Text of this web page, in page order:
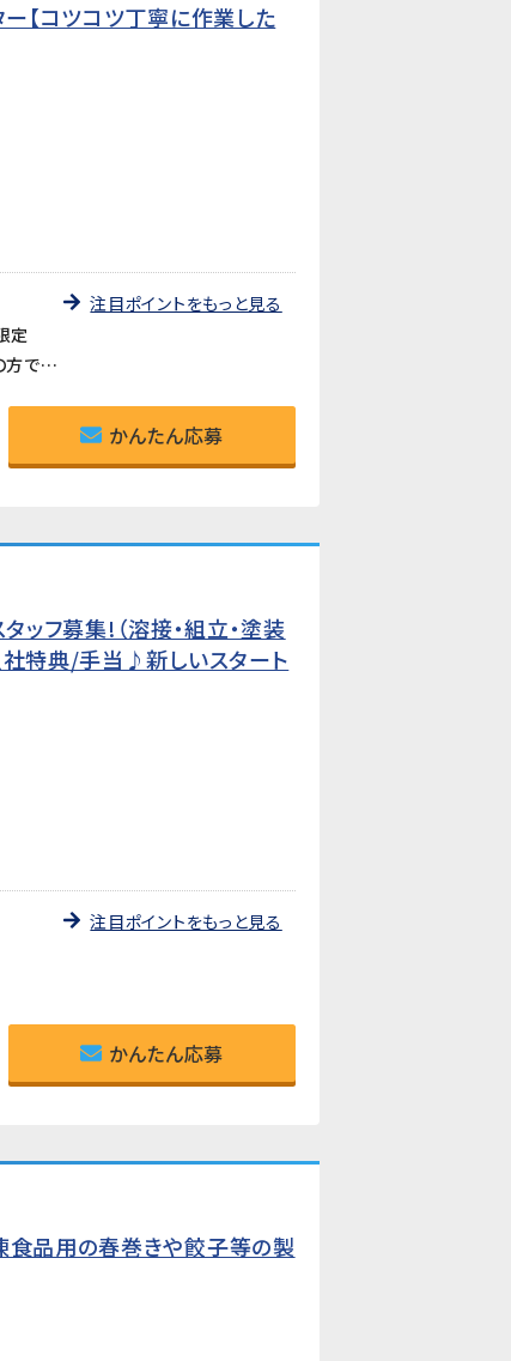
【コツコツ丁寧に作業した
定
《手順通りに進めるシンプルな作業》専門知識・経験一切不要。決まった手順に沿って作業を進めるため、未経験の方でも約2か月でひとり立ちできます。
注目ポイントをもっと見る
かんたん応募
ッフ募集!（溶接・組立・塗装
社特典/手当♪新しいスタート
注目ポイントをもっと見る
かんたん応募
食品用の春巻きや餃子等の製